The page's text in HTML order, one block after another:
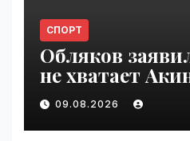
СПОРТ
Обляков
не хватает
VseTime.ru
09.08.2026